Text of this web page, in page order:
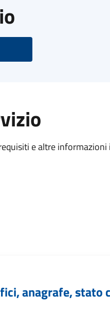
e altre
anagrafe, stato